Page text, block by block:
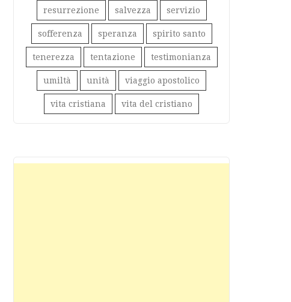
resurrezione salvezza servizio
sofferenza speranza spirito santo
tenerezza tentazione testimonianza
umiltà unità viaggio apostolico
vita cristiana vita del cristiano